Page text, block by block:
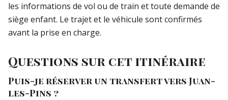
les informations de vol ou de train et toute demande de
siège enfant. Le trajet et le véhicule sont confirmés
avant la prise en charge.
Questions sur cet itinéraire
Puis-je réserver un transfert vers Juan-
les-Pins ?